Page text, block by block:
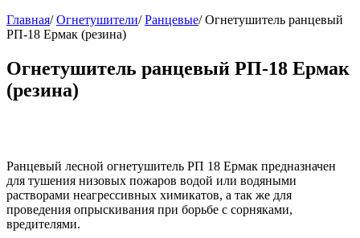
Главная/Огнетушители/Ранцевые/ Огнетушитель ранцевый
РП-18 Ермак (резина)
Огнетушитель ранцевый РП-18 Ермак
(резина)
Ранцевый лесной огнетушитель РП 18 Ермак предназначен
для тушения низовых пожаров водой или водяными
растворами неагрессивных химикатов, а так же для
проведения опрыскивания при борьбе с сорняками,
вредителями.